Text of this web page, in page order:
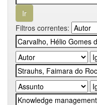
Filtros correntes: